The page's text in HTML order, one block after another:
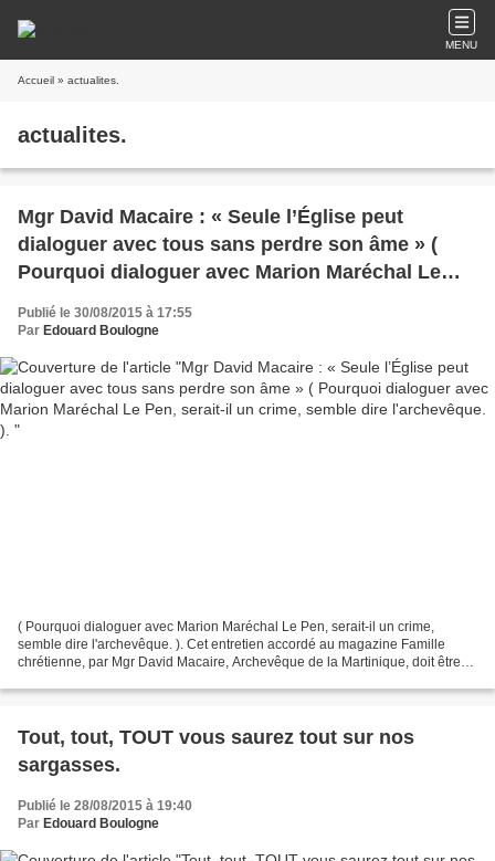
MENU
Accueil » actualites.
actualites.
Mgr David Macaire : « Seule l’Église peut
dialoguer avec tous sans perdre son âme » (
Pourquoi dialoguer avec Marion Maréchal Le
Pen, serait-il un crime, semble dire l'archevêque.
).
Publié le 30/08/2015 à 17:55
Par Edouard Boulogne
( Pourquoi dialoguer avec Marion Maréchal Le Pen, serait-il un crime,
semble dire l'archevêque. ). Cet entretien accordé au magazine Famille
chrétienne, par Mgr David Macaire, Archevêque de la Martinique, doit être
Tout, tout, TOUT vous saurez tout sur nos
sargasses.
Publié le 28/08/2015 à 19:40
Par Edouard Boulogne